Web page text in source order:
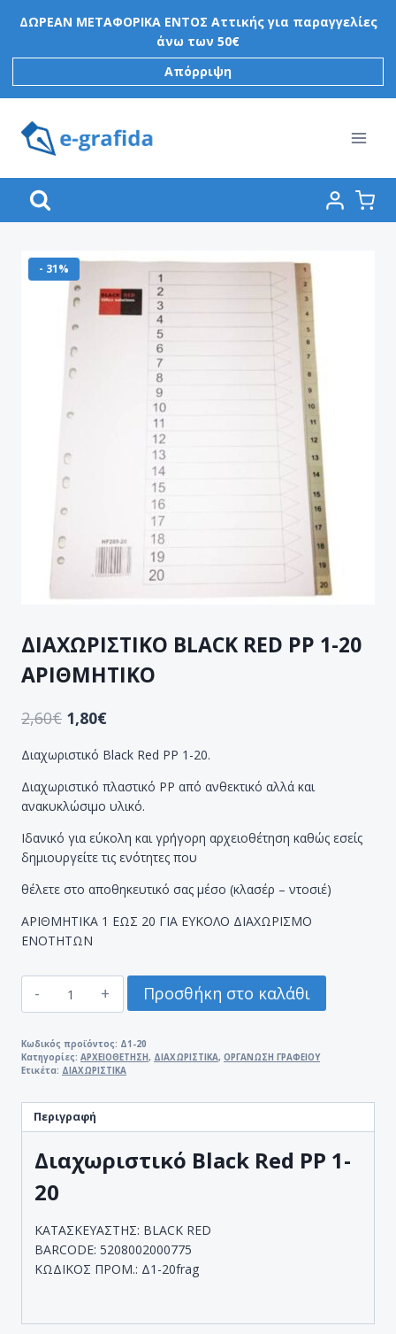
ΔΩΡΕΑΝ ΜΕΤΑΦΟΡΙΚΑ ΕΝΤΟΣ Αττικής για παραγγελίες
άνω των 50€
Απόρριψη
- 31%
ΔΙΑΧΩΡΙΣΤΙΚΟ BLACK RED PP 1-20
ΑΡΙΘΜΗΤΙΚΟ
2,60€ 1,80€
Διαχωριστικό Black Red PP 1-20.
Διαχωριστικό πλαστικό PP από ανθεκτικό αλλά και
ανακυκλώσιμο υλικό.
Ιδανικό για εύκολη και γρήγορη αρχειοθέτηση καθώς εσείς
δημιουργείτε τις ενότητες που
θέλετε στο αποθηκευτικό σας μέσο (κλασέρ – ντοσιέ)
ΑΡΙΘΜΗΤΙΚΑ 1 ΕΩΣ 20 ΓΙΑ ΕΥΚΟΛΟ ΔΙΑΧΩΡΙΣΜΟ
ΕΝΟΤΗΤΩΝ
BLACK
PP
1-
ΑΡΙΘΜΗΤΙΚΟ
ποσότητα
Προσθήκη στο καλάθι
Κωδικός προϊόντος: Δ1-20
Κατηγορίες: ΑΡΧΕΙΟΘΕΤΗΣΗ, ΔΙΑΧΩΡΙΣΤΙΚΑ, ΟΡΓΑΝΩΣΗ ΓΡΑΦΕΙΟΥ
Ετικέτα: ΔΙΑΧΩΡΙΣΤΙΚΑ
Περιγραφή
Διαχωριστικό Black Red PP 1-
20
ΚΑΤΑΣΚΕΥΑΣΤΗΣ: BLACK RED
BARCODE: 5208002000775
ΚΩΔΙΚΟΣ ΠΡΟΜ.: Δ1-20frag